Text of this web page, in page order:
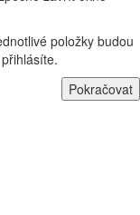
položky budou
Pokračovat